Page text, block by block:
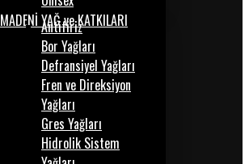
MADENİ YAĞ ve KATKILARI
Antifiriz
Bor Yağları
Defransiyel Yağları
Fren ve Direksiyon
Yağları
Gres Yağları
Hidrolik Sistem